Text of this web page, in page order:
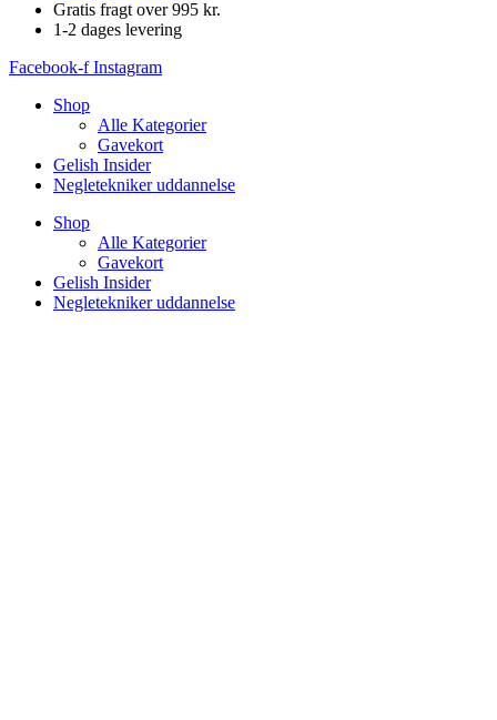
Gratis fragt over 995 kr.
1-2 dages levering
Facebook-f Instagram
Shop
Alle Kategorier
Gavekort
Gelish Insider
Negletekniker uddannelse
Shop
Alle Kategorier
Gavekort
Gelish Insider
Negletekniker uddannelse